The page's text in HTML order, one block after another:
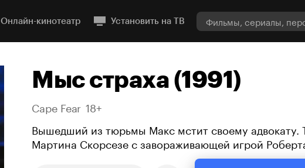
Онлайн-кинотеатр Установить на ТВ
Мыс страха (1991)
Cape Fear 18+
Вышедший из тюрьмы Макс мстит своему адвокату.
Мартина Скорсезе с завораживающей игрой